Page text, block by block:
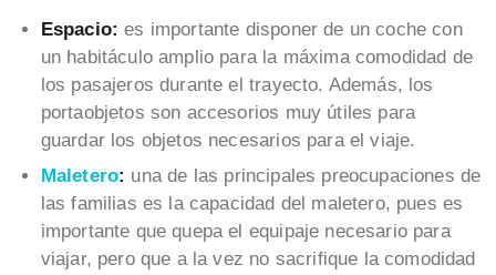
Espacio:es importante disponer de un coche con
un habitáculo amplio para la máxima comodidad de
los pasajeros durante el trayecto. Además, los
portaobjetos son accesorios muy útiles para
guardar los objetos necesarios para el viaje.
Maletero: una de las principales preocupaciones de
las familias es la capacidad del maletero, pues es
importante que quepa el equipaje necesario para
viajar, pero que a la vez no sacrifique la comodidad